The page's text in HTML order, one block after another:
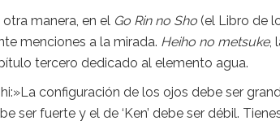
manera, en el Go Rin no Sho (el Libro de
menciones a la mirada. Heiho no metsuke,
tercero dedicado al elemento agua.
configuración de los ojos debe ser
ser fuerte y el de ‘Ken’ debe ser débil.